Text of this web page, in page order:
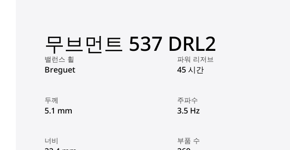
무브먼트 537 DRL2
밸런스 휠
Breguet
파워 리저브
45 시간
두께
5.1 mm
주파수
3.5 Hz
너비 부품 수